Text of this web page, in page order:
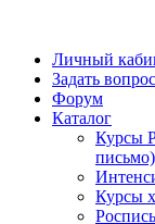
Личный
Задать вопрос
Форум
Каталог
Курсы
письмо)
Курсы